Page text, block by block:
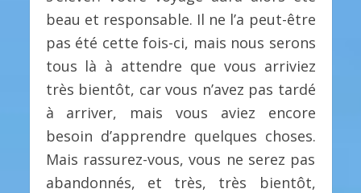
beau et responsable. Il ne l’a peut-être
pas été cette fois-ci, mais nous serons
tous là à attendre que vous arriviez
très bientôt, car vous n’avez pas tardé
à arriver, mais vous aviez encore
besoin d’apprendre quelques choses.
Mais rassurez-vous, vous ne serez pas
abandonnés, et très, très bientôt,